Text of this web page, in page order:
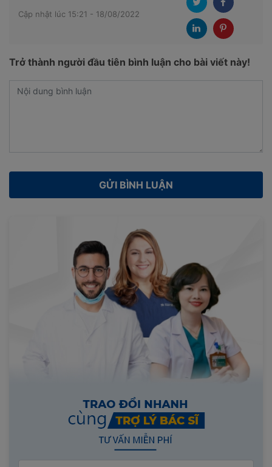
Cập nhật lúc 15:21 - 18/08/2022
Trở thành người đầu tiên bình luận cho bài viết này!